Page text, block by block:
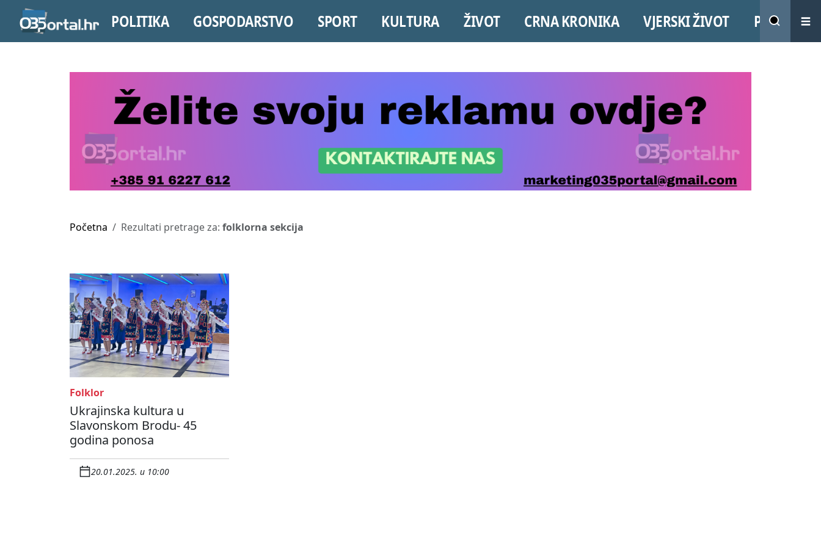
POLITIKA GOSPODARSTVO SPORT KULTURA ŽIVOT CRNA KRONIKA VJERSKI ŽIVOT PROMO
Početna Rezultati pretrage za: folklorna sekcija
Folklor
Ukrajinska kultura u
Slavonskom Brodu- 45
godina ponosa
20.01.2025. u 10:00